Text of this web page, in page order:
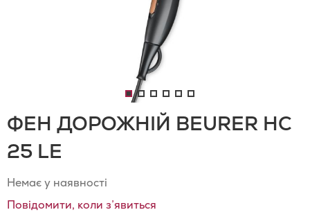
ФЕН ДОРОЖНІЙ BEURER HC
25 LE
Немає у наявності
Повідомити, коли з’явиться